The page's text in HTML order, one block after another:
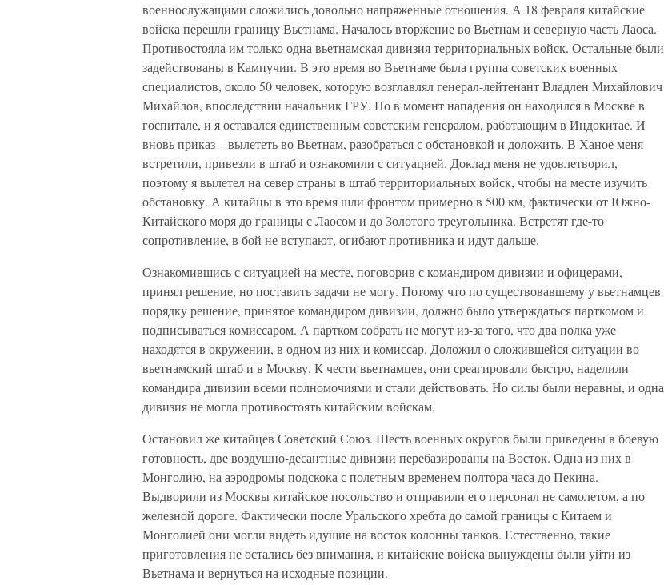
военнослужащими сложились довольно напряженные отношения. А 18 февраля китайские
войска перешли границу Вьетнама. Началось вторжение во Вьетнам и северную часть Лаоса.
Противостояла им только одна вьетнамская дивизия территориальных войск. Остальные были
задействованы в Кампучии. В это время во Вьетнаме была группа советских военных
специалистов, около 50 человек, которую возглавлял генерал-лейтенант Владлен Михайлович
Михайлов, впоследствии начальник ГРУ. Но в момент нападения он находился в Москве в
госпитале, и я оставался единственным советским генералом, работающим в Индокитае. И
вновь приказ – вылететь во Вьетнам, разобраться с обстановкой и доложить. В Ханое меня
встретили, привезли в штаб и ознакомили с ситуацией. Доклад меня не удовлетворил,
поэтому я вылетел на север страны в штаб территориальных войск, чтобы на месте изучить
обстановку. А китайцы в это время шли фронтом примерно в 500 км, фактически от Южно-
Китайского моря до границы с Лаосом и до Золотого треугольника. Встретят где-то
сопротивление, в бой не вступают, огибают противника и идут дальше.
Ознакомившись с ситуацией на месте, поговорив с командиром дивизии и офицерами,
принял решение, но поставить задачи не могу. Потому что по существовавшему у вьетнамцев
порядку решение, принятое командиром дивизии, должно было утверждаться парткомом и
подписываться комиссаром. А партком собрать не могут из-за того, что два полка уже
находятся в окружении, в одном из них и комиссар. Доложил о сложившейся ситуации во
вьетнамский штаб и в Москву. К чести вьетнамцев, они среагировали быстро, наделили
командира дивизии всеми полномочиями и стали действовать. Но силы были неравны, и одна
дивизия не могла противостоять китайским войскам.
Остановил же китайцев Советский Союз. Шесть военных округов были приведены в боевую
готовность, две воздушно-десантные дивизии перебазированы на Восток. Одна из них в
Монголию, на аэродромы подскока с полетным временем полтора часа до Пекина.
Выдворили из Москвы китайское посольство и отправили его персонал не самолетом, а по
железной дороге. Фактически после Уральского хребта до самой границы с Китаем и
Монголией они могли видеть идущие на восток колонны танков. Естественно, такие
приготовления не остались без внимания, и китайские войска вынуждены были уйти из
Вьетнама и вернуться на исходные позиции.